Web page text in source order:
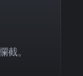
。